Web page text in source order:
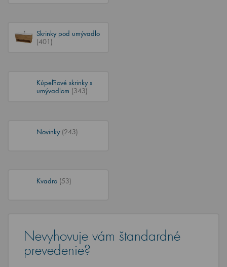
Skrinky pod umývadlo
(401)
Kúpeľňové skrinky s
umývadlom (343)
Novinky (243)
Kvadro (53)
Nevyhovuje vám štandardné
prevedenie?